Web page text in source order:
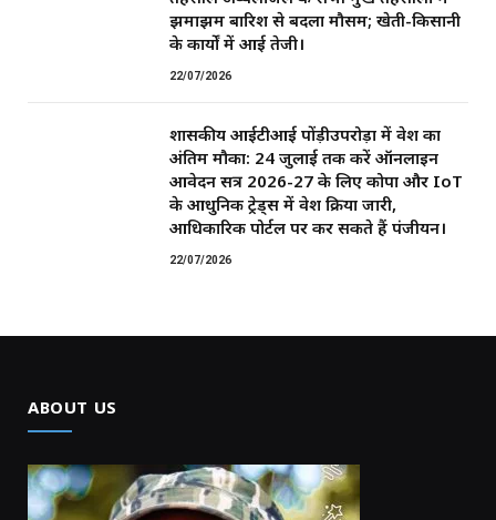
झमाझम बारिश से बदला मौसम; खेती-किसानी
के कार्यों में आई तेजी।
22/07/2026
शासकीय आईटीआई पोंड़ीउपरोड़ा में प्रवेश का
अंतिम मौका: 24 जुलाई तक करें ऑनलाइन
आवेदन सत्र 2026-27 के लिए कोपा और IoT
के आधुनिक ट्रेड्स में प्रवेश प्रक्रिया जारी,
आधिकारिक पोर्टल पर कर सकते हैं पंजीयन।
22/07/2026
ABOUT US